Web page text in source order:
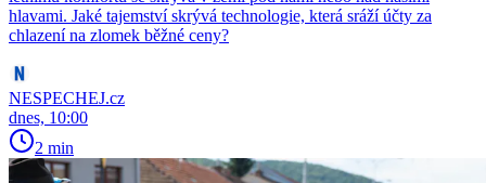
hlavami. Jaké tajemství skrývá technologie, která sráží účty za
chlazení na zlomek běžné ceny?
NESPECHEJ.cz
dnes, 10:00
2 min